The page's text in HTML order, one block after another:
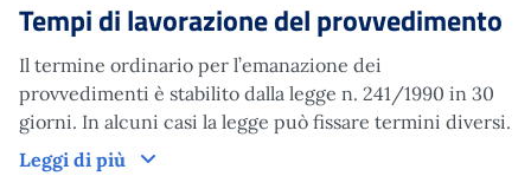
Tempi di lavorazione del provvedimento
Il termine ordinario per l’emanazione dei
provvedimenti è stabilito dalla legge n. 241/1990 in 30
giorni. In alcuni casi la legge può fissare termini diversi.
Leggi di più
Tempi di lavorazione del provvedimento